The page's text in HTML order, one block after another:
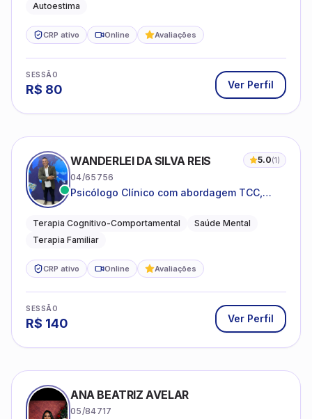
Autoestima
CRP ativo Online Avaliações
SESSÃO
R$ 80 Ver Perfil
WANDERLEI DA SILVA REIS 5.0(1)
04/65756
Psicólogo Clínico com abordagem TCC,
sistêmica
Terapia Cognitivo-Comportamental
Saúde Mental
Terapia Familiar
CRP ativo Online Avaliações
SESSÃO
R$ 140 Ver Perfil
ANA BEATRIZ AVELAR
05/84717